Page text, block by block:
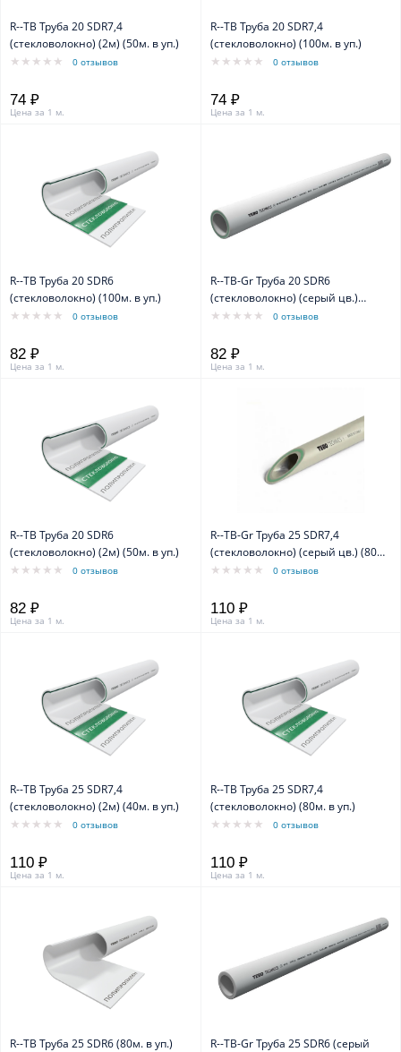
R--TB Труба 20 SDR7,4
(стекловолокно) (2м) (50м. в уп.)
0 отзывов
74 ₽
Цена за 1 м.
R--TB Труба 20 SDR7,4
(стекловолокно) (100м. в уп.)
0 отзывов
74 ₽
Цена за 1 м.
R--TB Труба 20 SDR6
(стекловолокно) (100м. в уп.)
0 отзывов
82 ₽
Цена за 1 м.
R--TB-Gr Труба 20 SDR6
(стекловолокно) (серый цв.)
(100м. в уп.)
0 отзывов
82 ₽
Цена за 1 м.
R--TB Труба 20 SDR6
(стекловолокно) (2м) (50м. в уп.)
0 отзывов
82 ₽
Цена за 1 м.
R--TB-Gr Труба 25 SDR7,4
(стекловолокно) (серый цв.) (80м.
в уп.)
0 отзывов
110 ₽
Цена за 1 м.
R--TB Труба 25 SDR7,4
(стекловолокно) (2м) (40м. в уп.)
0 отзывов
110 ₽
Цена за 1 м.
R--TB Труба 25 SDR7,4
(стекловолокно) (80м. в уп.)
0 отзывов
110 ₽
Цена за 1 м.
R--TB Труба 25 SDR6 (80м. в уп.)
R--TB-Gr Труба 25 SDR6 (серый